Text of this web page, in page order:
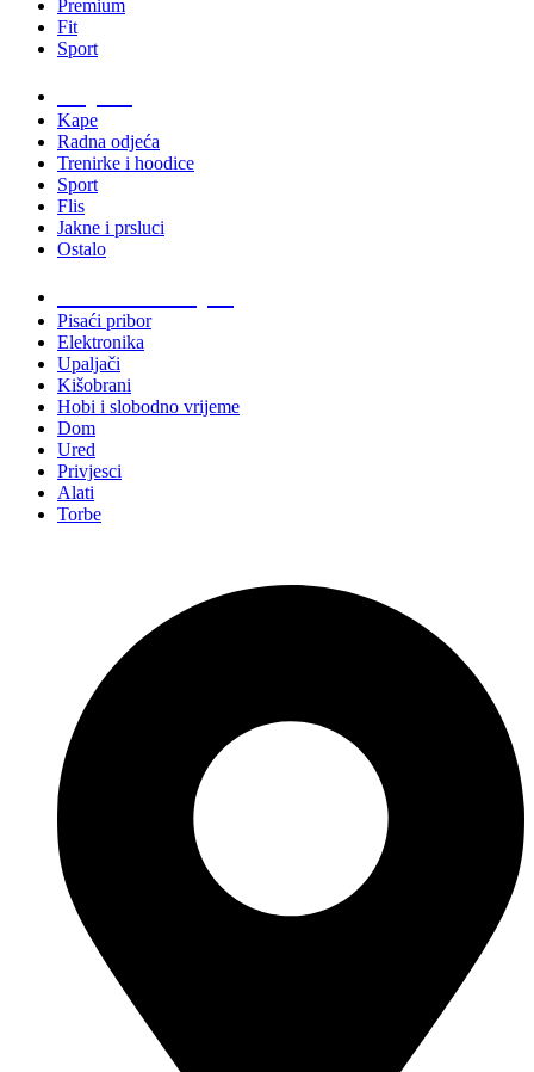
Premium
Fit
Sport
Kape
Radna odjeća
Trenirke i hoodice
Sport
Flis
Jakne i prsluci
Ostalo
Pisaći pribor
Elektronika
Upaljači
Kišobrani
Hobi i slobodno vrijeme
Dom
Ured
Privjesci
Alati
Torbe